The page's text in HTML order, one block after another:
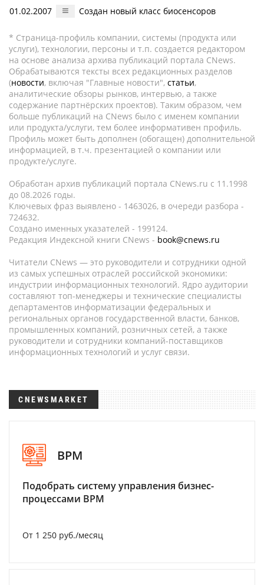
01.02.2007 Создан новый класс биосенсоров
* Страница-профиль компании, системы (продукта или
услуги), технологии, персоны и т.п. создается редактором
на основе анализа архива публикаций портала CNews.
Обрабатываются тексты всех редакционных разделов
(новости, включая "Главные новости", статьи,
аналитические обзоры рынков, интервью, а также
содержание партнёрских проектов). Таким образом, чем
больше публикаций на CNews было с именем компании
или продукта/услуги, тем более информативен профиль.
Профиль может быть дополнен (обогащен) дополнительной
информацией, в т.ч. презентацией о компании или
продукте/услуге.
Обработан архив публикаций портала CNews.ru c 11.1998
до 08.2026 годы.
Ключевых фраз выявлено - 1463026, в очереди разбора -
724632.
Создано именных указателей - 199124.
Редакция Индексной книги CNews - book@cnews.ru
Читатели CNews — это руководители и сотрудники одной
из самых успешных отраслей российской экономики:
индустрии информационных технологий. Ядро аудитории
составляют топ-менеджеры и технические специалисты
департаментов информатизации федеральных и
региональных органов государственной власти, банков,
промышленных компаний, розничных сетей, а также
руководители и сотрудники компаний-поставщиков
информационных технологий и услуг связи.
CNEWSMARKET
BPM
Подобрать систему управления бизнес-
процессами BPM
От 1 250 руб./месяц